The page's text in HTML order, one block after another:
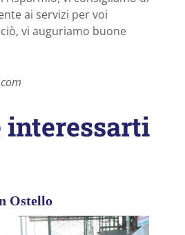
ai servizi per voi
vi auguriamo buone
interessarti
Ostello